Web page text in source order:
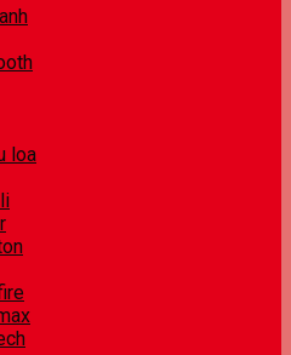
loa